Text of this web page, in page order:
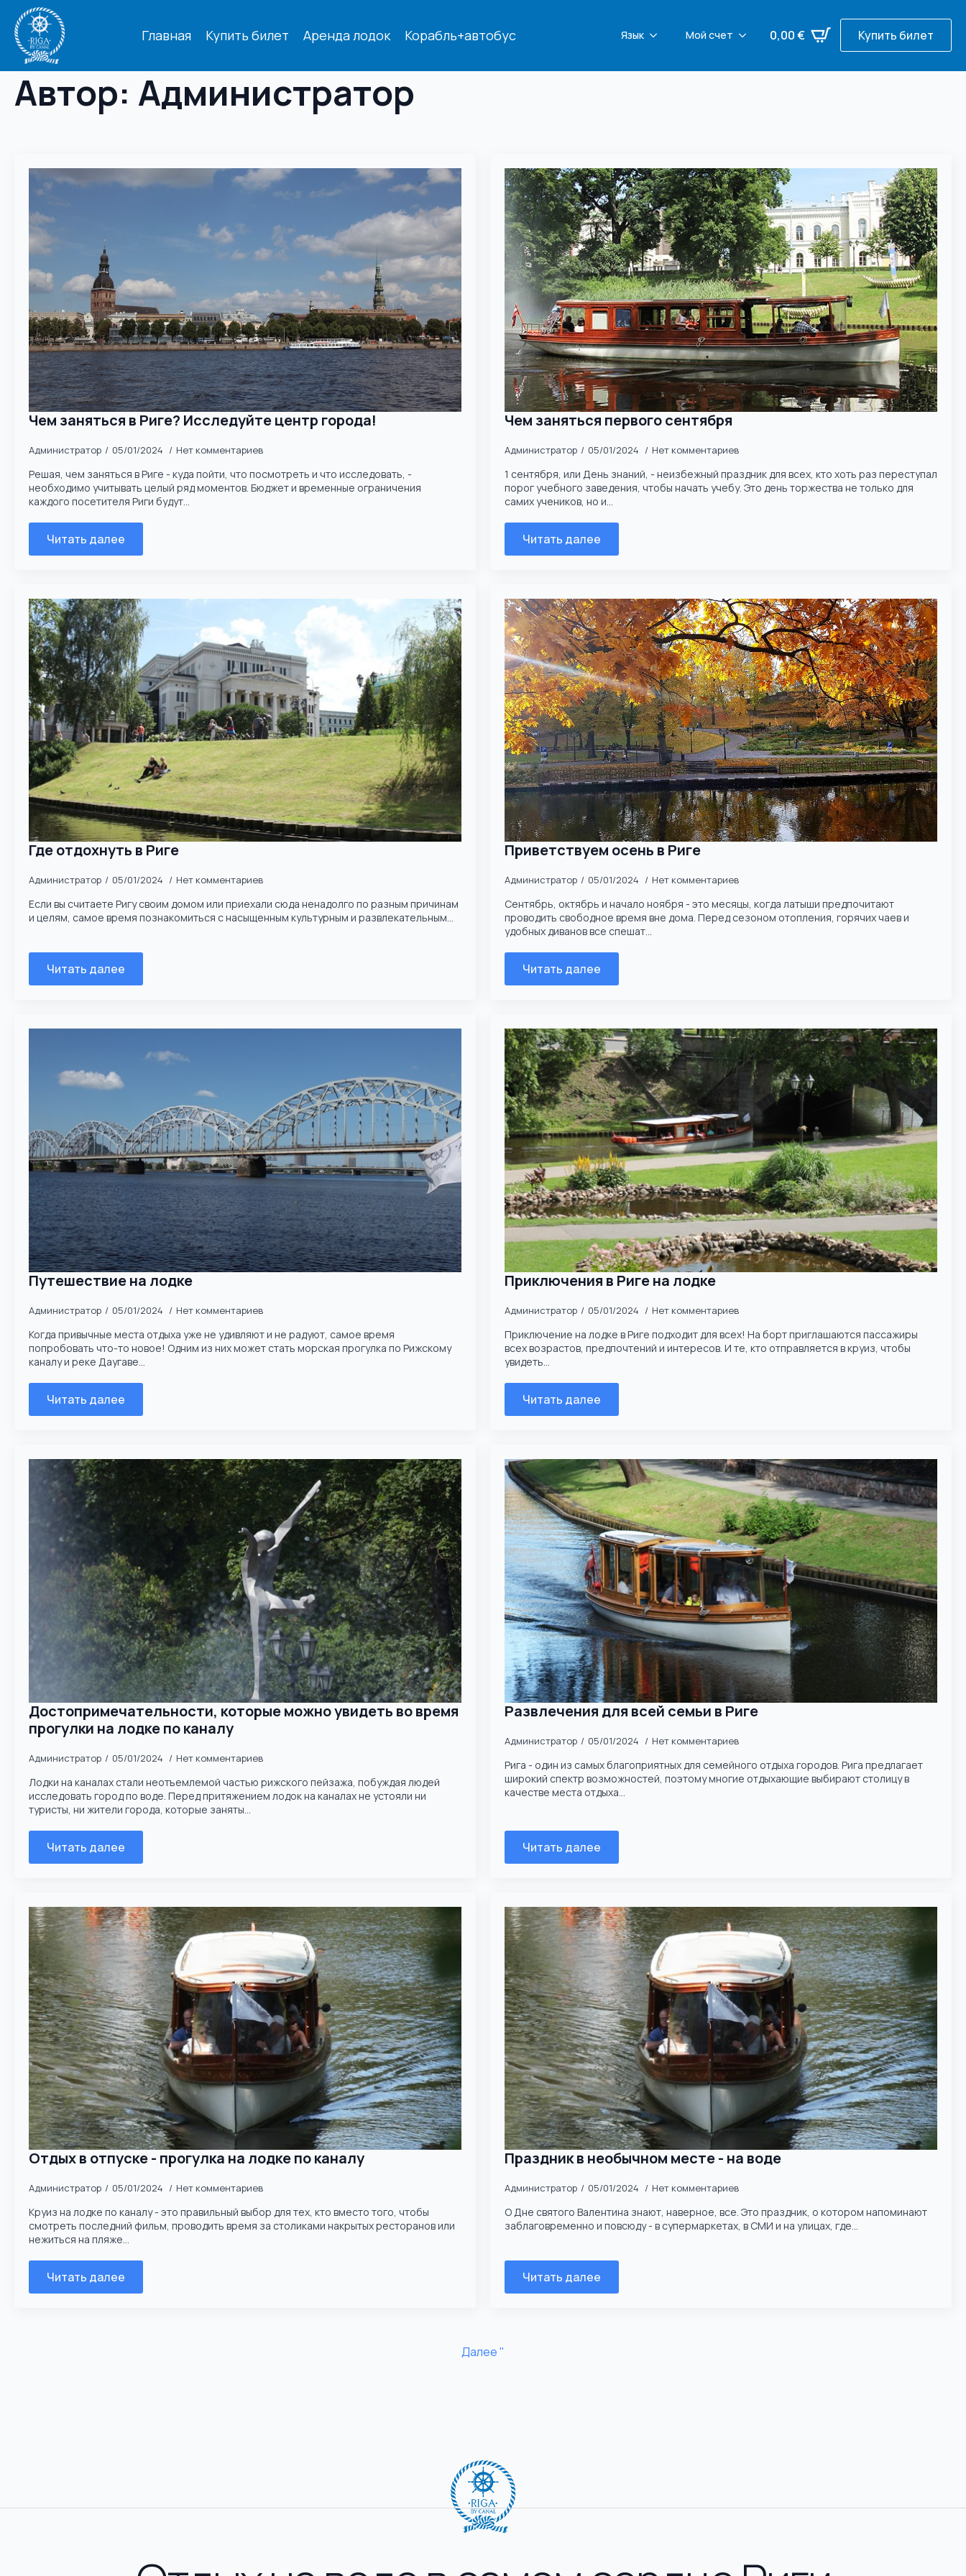
Главная Купить билет Аренда лодок Корабль+автобус Язык Мой счет 0,00€ Купить билет
Автор: Администратор
Чем заняться в Риге? Исследуйте центр города!
Администратор 05/01/2024 Нет комментариев
Решая, чем заняться в Риге - куда пойти, что посмотреть и что исследовать, -
необходимо учитывать целый ряд моментов. Бюджет и временные ограничения
каждого посетителя Риги будут...
Читать далее
Чем заняться первого сентября
Администратор 05/01/2024 Нет комментариев
1 сентября, или День знаний, - неизбежный праздник для всех, кто хоть раз переступал
порог учебного заведения, чтобы начать учебу. Это день торжества не только для
самих учеников, но и...
Читать далее
Где отдохнуть в Риге
Администратор 05/01/2024 Нет комментариев
Если вы считаете Ригу своим домом или приехали сюда ненадолго по разным причинам
и целям, самое время познакомиться с насыщенным культурным и развлекательным...
Читать далее
Приветствуем осень в Риге
Администратор 05/01/2024 Нет комментариев
Сентябрь, октябрь и начало ноября - это месяцы, когда латыши предпочитают
проводить свободное время вне дома. Перед сезоном отопления, горячих чаев и
удобных диванов все спешат...
Читать далее
Путешествие на лодке
Администратор 05/01/2024 Нет комментариев
Когда привычные места отдыха уже не удивляют и не радуют, самое время
попробовать что-то новое! Одним из них может стать морская прогулка по Рижскому
каналу и реке Даугаве...
Читать далее
Приключения в Риге на лодке
Администратор 05/01/2024 Нет комментариев
Приключение на лодке в Риге подходит для всех! На борт приглашаются пассажиры
всех возрастов, предпочтений и интересов. И те, кто отправляется в круиз, чтобы
увидеть...
Читать далее
Достопримечательности, которые можно увидеть во время
прогулки на лодке по каналу
Администратор 05/01/2024 Нет комментариев
Лодки на каналах стали неотъемлемой частью рижского пейзажа, побуждая людей
исследовать город по воде. Перед притяжением лодок на каналах не устояли ни
туристы, ни жители города, которые заняты...
Читать далее
Развлечения для всей семьи в Риге
Администратор 05/01/2024 Нет комментариев
Рига - один из самых благоприятных для семейного отдыха городов. Рига предлагает
широкий спектр возможностей, поэтому многие отдыхающие выбирают столицу в
качестве места отдыха...
Читать далее
Отдых в отпуске - прогулка на лодке по каналу
Администратор 05/01/2024 Нет комментариев
Круиз на лодке по каналу - это правильный выбор для тех, кто вместо того, чтобы
смотреть последний фильм, проводить время за столиками накрытых ресторанов или
нежиться на пляже...
Читать далее
Праздник в необычном месте - на воде
Администратор 05/01/2024 Нет комментариев
О Дне святого Валентина знают, наверное, все. Это праздник, о котором напоминают
заблаговременно и повсюду - в супермаркетах, в СМИ и на улицах, где...
Читать далее
Далее "